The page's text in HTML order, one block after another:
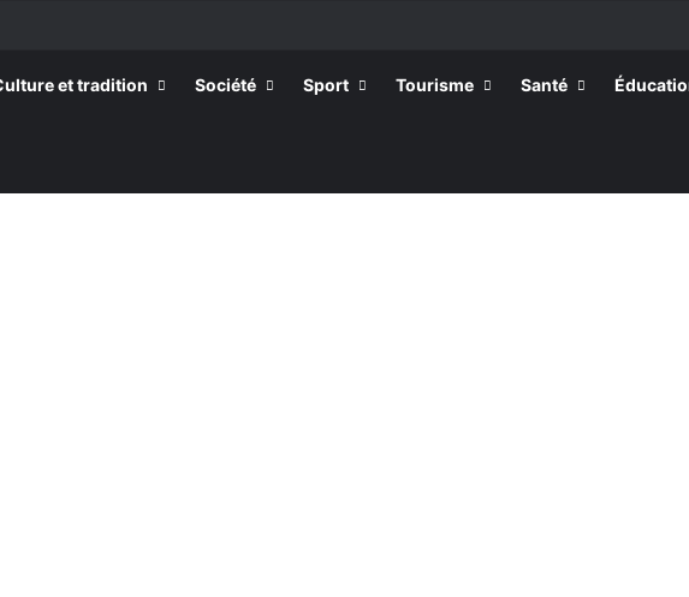
Retrouvailles des Ressortissants de Kpélé Govié Apégamé / Sokpé
et tradition Société Sport Tourisme Santé